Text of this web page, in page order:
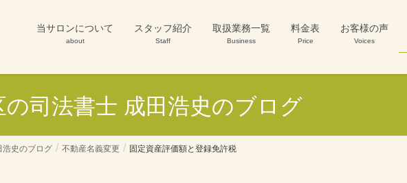
当サロンについて
about
スタッフ紹介
Staff
取扱業務一覧
Business
料金表
Price
お客様の声
Voices
司法書士 成田浩史のブログ
浩史のブログ 不動産名義変更 固定資産評価額と登録免許税